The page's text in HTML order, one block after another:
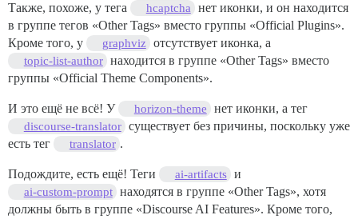
Также, похоже, у тега hcaptcha нет иконки, и он находится
в группе тегов «Other Tags» вместо группы «Official Plugins».
Кроме того, у
graphviz отсутствует иконка, а
topic-list-author находится в группе «Other Tags» вместо
группы «Official Theme Components».
И это ещё не всё! У horizon-theme нет иконки, а тег
discourse-translator существует без причины, поскольку уже
есть тег
translator .
Подождите, есть ещё! Теги ai-artifacts и
ai-custom-prompt находятся в группе «Other Tags», хотя
должны быть в группе «Discourse AI Features». Кроме того,